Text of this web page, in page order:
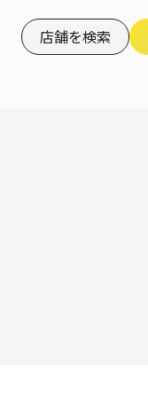
店舗を検索